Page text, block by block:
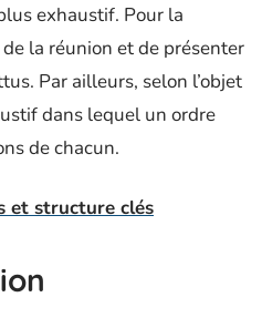
exhaustif. Pour la
la réunion et de présenter
Par ailleurs, selon l’objet
dans lequel un ordre
de chacun.
et structure clés